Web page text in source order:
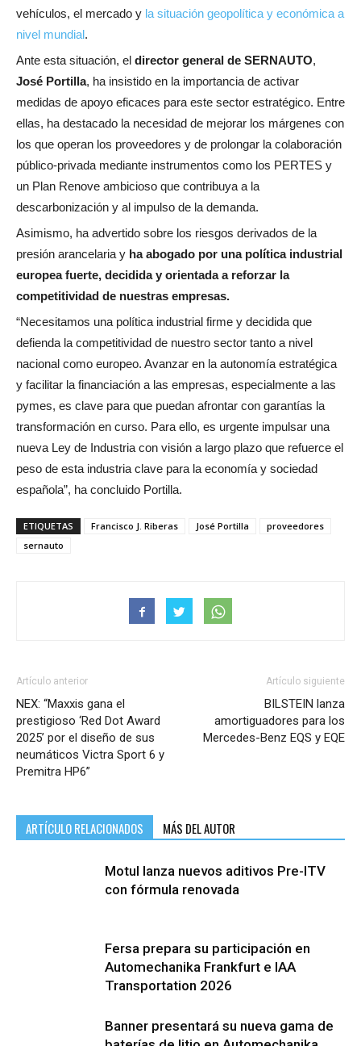
vehículos, el mercado y la situación geopolítica y económica a
nivel mundial.
Ante esta situación, el director general de SERNAUTO,
José Portilla, ha insistido en la importancia de activar
medidas de apoyo eficaces para este sector estratégico. Entre
ellas, ha destacado la necesidad de mejorar los márgenes con
los que operan los proveedores y de prolongar la colaboración
público-privada mediante instrumentos como los PERTES y
un Plan Renove ambicioso que contribuya a la
descarbonización y al impulso de la demanda.
Asimismo, ha advertido sobre los riesgos derivados de la
presión arancelaria y ha abogado por una política industrial
europea fuerte, decidida y orientada a reforzar la
competitividad de nuestras empresas.
“Necesitamos una política industrial firme y decidida que
defienda la competitividad de nuestro sector tanto a nivel
nacional como europeo. Avanzar en la autonomía estratégica
y facilitar la financiación a las empresas, especialmente a las
pymes, es clave para que puedan afrontar con garantías la
transformación en curso. Para ello, es urgente impulsar una
nueva Ley de Industria con visión a largo plazo que refuerce el
peso de esta industria clave para la economía y sociedad
española”, ha concluido Portilla.
ETIQUETAS Francisco J. Riberas José Portilla
proveedores
sernauto
Artículo anterior
NEX: “Maxxis gana el
prestigioso ‘Red Dot Award
2025’ por el diseño de sus
neumáticos Victra Sport 6 y
Premitra HP6”
Artículo siguiente
BILSTEIN lanza
amortiguadores para los
Mercedes-Benz EQS y EQE
ARTÍCULO RELACIONADOS MÁS DEL AUTOR
Motul lanza nuevos aditivos Pre-ITV
con fórmula renovada
Fersa prepara su participación en
Automechanika Frankfurt e IAA
Transportation 2026
Banner presentará su nueva gama de